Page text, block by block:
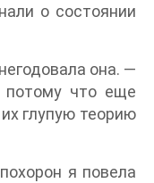
о состоянии
она. —
что еще
глупую теорию
я повела